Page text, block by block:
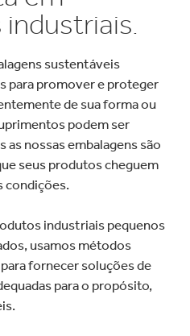
sustentáveis
para promover e proteger
de sua forma ou
podem ser
nossas embalagens são
seus produtos cheguem
condições.
industriais pequenos
usamos métodos
fornecer soluções de
para o propósito,